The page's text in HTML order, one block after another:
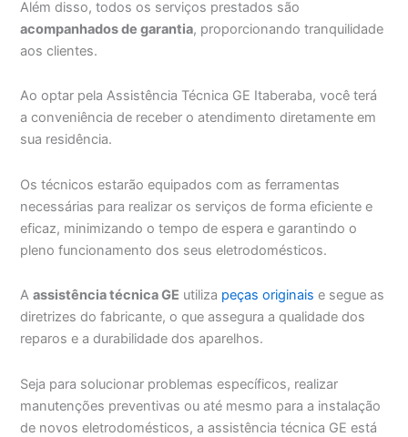
Além disso, todos os serviços prestados são
acompanhados de garantia, proporcionando tranquilidade
aos clientes.
Ao optar pela Assistência Técnica GE Itaberaba, você terá
a conveniência de receber o atendimento diretamente em
sua residência.
Os técnicos estarão equipados com as ferramentas
necessárias para realizar os serviços de forma eficiente e
eficaz, minimizando o tempo de espera e garantindo o
pleno funcionamento dos seus eletrodomésticos.
Aassistência técnica GE utiliza peças originais e segue as
diretrizes do fabricante, o que assegura a qualidade dos
reparos e a durabilidade dos aparelhos.
Seja para solucionar problemas específicos, realizar
manutenções preventivas ou até mesmo para a instalação
de novos eletrodomésticos, a assistência técnica GE está